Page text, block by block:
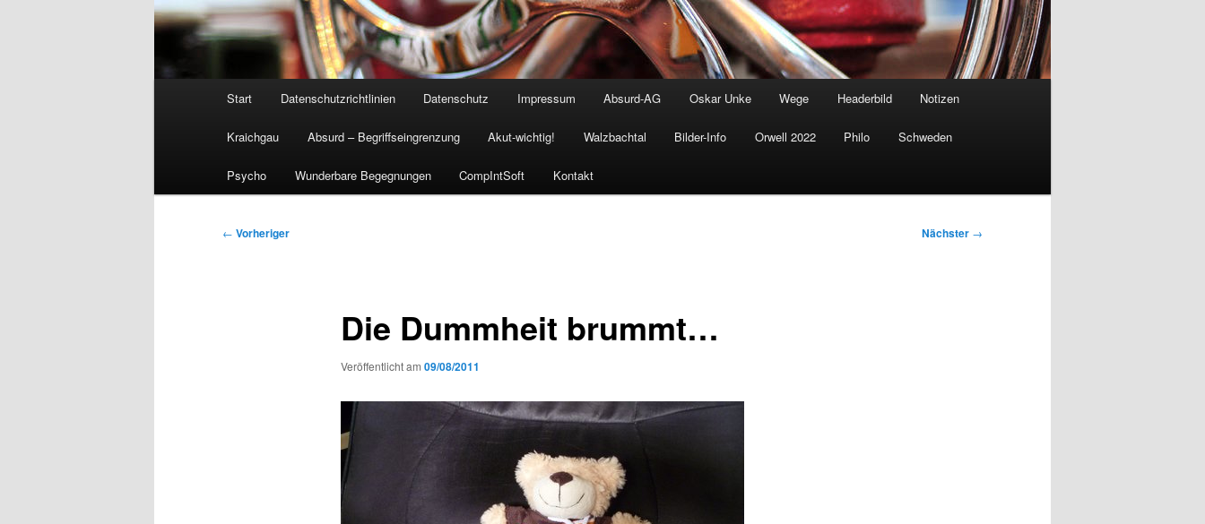
Start Datenschutzrichtlinien Datenschutz Impressum Absurd-AG Oskar Unke Wege Headerbild Notizen
Kraichgau Absurd – Begriffseingrenzung Akut-wichtig! Walzbachtal Bilder-Info Orwell 2022 Philo Schweden
Psycho Wunderbare Begegnungen CompIntSoft Kontakt
Beitragsnavigation
← Vorheriger Nächster →
Die Dummheit brummt…
Veröffentlicht am 09/08/2011